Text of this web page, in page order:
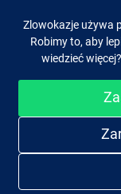
Obserwuj nas
Zlowokazje używa
Robimy to, aby
wiedzieć więcej?